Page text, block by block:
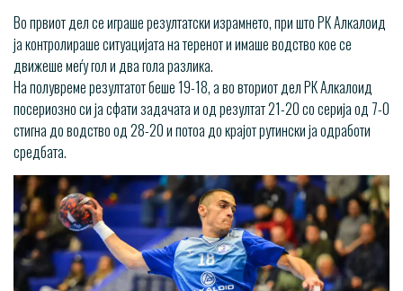
Во првиот дел се играше резултатски израмнето, при што РК Алкалоид
ја контролираше ситуацијата на теренот и имаше водство кое се
движеше меѓу гол и два гола разлика.
На полувреме резултатот беше 19-18, а во вториот дел РК Алкалоид
посериозно си ја сфати задачата и од резултат 21-20 со серија од 7-0
стигна до водство од 28-20 и потоа до крајот рутински ја одработи
средбата.